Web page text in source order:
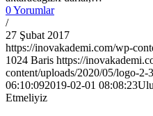
0 Yorumlar
/
27 Şubat 2017
https://inovakademi.com/wp-
1024 Baris https://
content/uploads/2020/05/logo-2-
06:10:092019-02-01 08:08:23
Etmeliyiz